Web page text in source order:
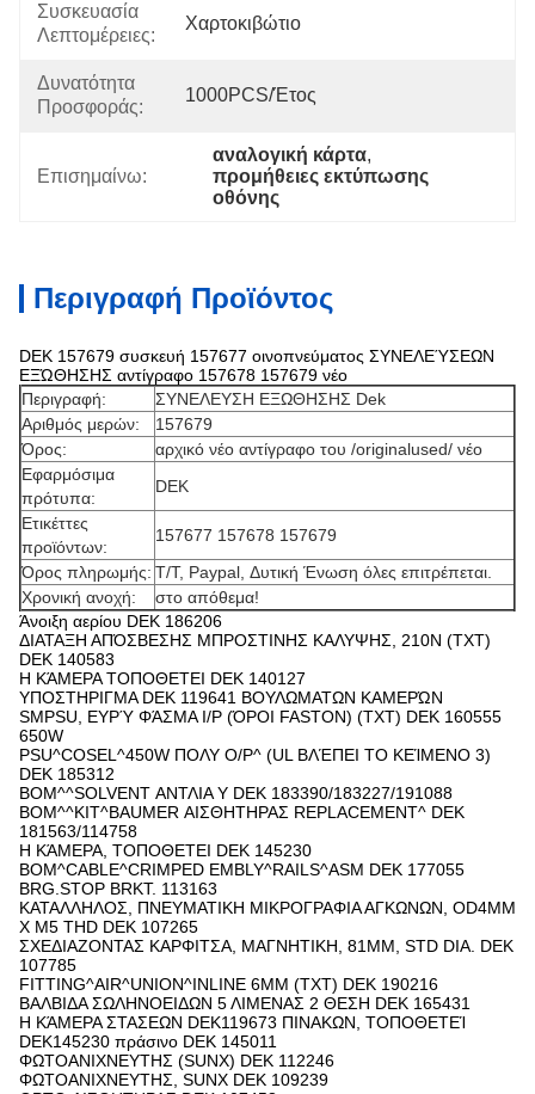
Συσκευασία
Λεπτομέρειες:
Χαρτοκιβώτιο
Δυνατότητα
Προσφοράς:
1000PCS/έτος
Επισημαίνω:
αναλογική κάρτα,
προμήθειες εκτύπωσης
οθόνης
Περιγραφή Προϊόντος
DEK 157679 συσκευή 157677 οινοπνεύματος ΣΥΝΕΛΕΎΣΕΩΝ
ΕΞΏΘΗΣΗΣ αντίγραφο 157678 157679 νέο
Περιγραφή:
ΣΥΝΕΛΕΥΣΗ ΕΞΩΘΗΣΗΣ Dek
Αριθμός μερών:
157679
Όρος:
αρχικό νέο αντίγραφο του /originalused/ νέο
Εφαρμόσιμα
πρότυπα:
DEK
Ετικέττες
προϊόντων:
157677 157678 157679
Όρος πληρωμής: T/T, Paypal, Δυτική Ένωση όλες επιτρέπεται.
Χρονική ανοχή:
στο απόθεμα!
Άνοιξη αερίου DEK 186206
ΔΙΑΤΑΞΗ ΑΠΌΣΒΕΣΗΣ ΜΠΡΟΣΤΙΝΗΣ ΚΑΛΥΨΗΣ, 210N (TXT)
DEK 140583
Η ΚΆΜΕΡΑ ΤΟΠΟΘΕΤΕΙ DEK 140127
ΥΠΟΣΤΗΡΙΓΜΑ DEK 119641 ΒΟΥΛΩΜΑΤΩΝ ΚΑΜΕΡΏΝ
SMPSU, ΕΥΡΎ ΦΆΣΜΑ I/P (ΌΡΟΙ FASTON) (TXT) DEK 160555
650W
PSU^COSEL^450W ΠΟΛΥ O/P^ (UL ΒΛΈΠΕΙ ΤΟ ΚΕΊΜΕΝΟ 3)
DEK 185312
BOM^^SOLVENT ΑΝΤΛΙΑ Y DEK 183390/183227/191088
BOM^^KIT^BAUMER ΑΙΣΘΗΤΗΡΑΣ REPLACEMENT^ DEK
181563/114758
Η ΚΆΜΕΡΑ, ΤΟΠΟΘΕΤΕΙ DEK 145230
BOM^CABLE^CRIMPED EMBLY^RAILS^ASM DEK 177055
BRG.STOP BRKT. 113163
ΚΑΤΑΛΛΗΛΟΣ, ΠΝΕΥΜΑΤΙΚΗ ΜΙΚΡΟΓΡΑΦΙΑ ΑΓΚΩΝΩΝ, OD4MM
Χ M5 THD DEK 107265
ΣΧΕΔΙΑΖΟΝΤΑΣ ΚΑΡΦΙΤΣΑ, ΜΑΓΝΗΤΙΚΗ, 81MM, STD DIA. DEK
107785
FITTING^AIR^UNION^INLINE 6MM (TXT) DEK 190216
ΒΑΛΒΙΔΑ ΣΩΛΗΝΟΕΙΔΩΝ 5 ΛΙΜΕΝΑΣ 2 ΘΕΣΗ DEK 165431
Η ΚΆΜΕΡΑ ΣΤΑΣΕΩΝ DEK119673 ΠΙΝΑΚΩΝ, ΤΟΠΟΘΕΤΕΊ
DEK145230 πράσινο DEK 145011
ΦΩΤΟΑΝΙΧΝΕΥΤΗΣ (SUNX) DEK 112246
ΦΩΤΟΑΝΙΧΝΕΥΤΗΣ, SUNX DEK 109239